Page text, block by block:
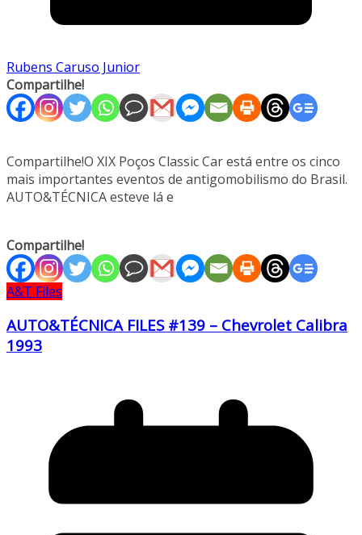
Rubens Caruso Junior
Compartilhe!
Compartilhe!O XIX Poços Classic Car está entre os cinco
mais importantes eventos de antigomobilismo do Brasil.
AUTO&TÉCNICA esteve lá e
Compartilhe!
A&T Files
AUTO&TÉCNICA FILES #139 – Chevrolet Calibra
1993